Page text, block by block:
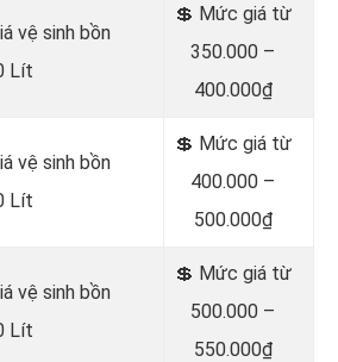
vệ sinh bồn
Lít
💲 Mức giá từ
350.000 –
400.000₫
vệ sinh bồn
Lít
💲 Mức giá từ
400.000 –
500.000₫
vệ sinh bồn
Lít
💲 Mức giá từ
500.000 –
550.000₫